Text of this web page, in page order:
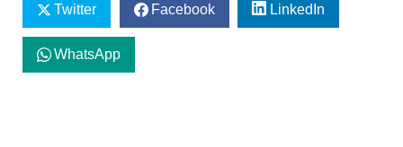
Twitter Facebook LinkedIn
WhatsApp